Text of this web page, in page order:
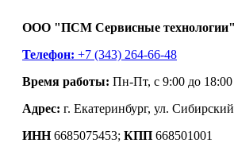
ООО "ПСМ Сервисные технологии"
Телефон: +7 (343) 264-66-48
Время работы: Пн-Пт, с 9:00 до 18:00
Адрес: г. Екатеринбург, ул.
ИНН6685075453; КПП 668501001